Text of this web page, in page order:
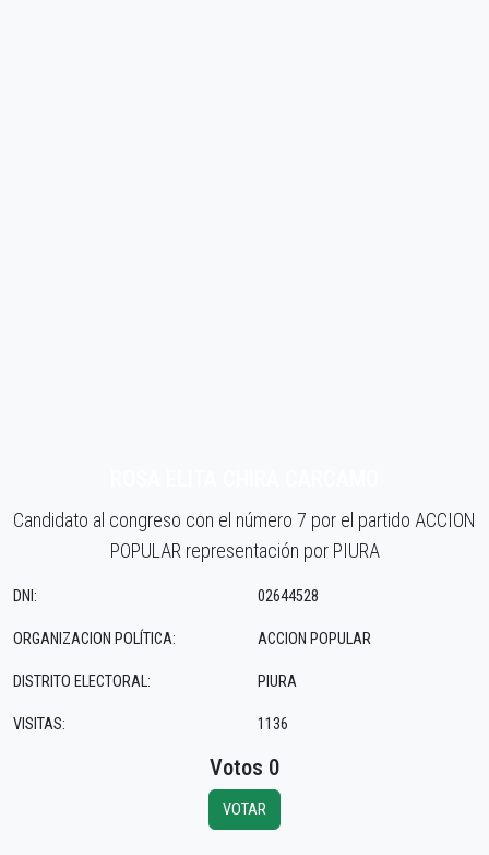
Candidato al congreso con el número 7 por el partido ACCION
POPULAR representación por PIURA
DNI:
ORGANIZACION POLÍTICA:
DISTRITO ELECTORAL:
VISITAS:
02644528
ACCION POPULAR
PIURA
1136
Votos 0
VOTAR